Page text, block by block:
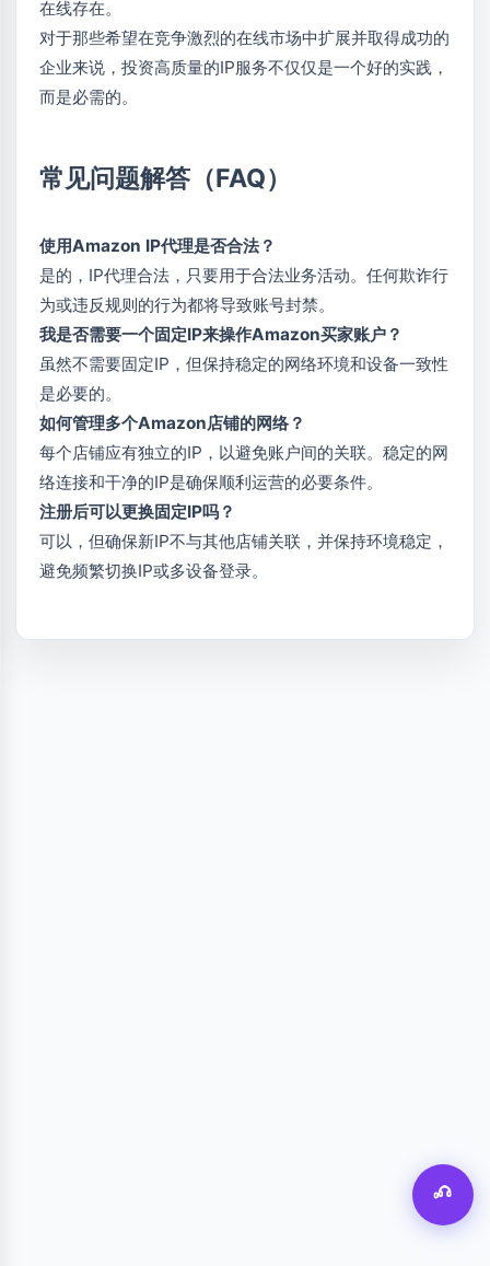
在线存在。
对于那些希望在竞争激烈的在线市场中扩展并取得成功的
企业来说，投资高质量的IP服务不仅仅是一个好的实践，
而是必需的。
常见问题解答（FAQ）
使用Amazon IP代理是否合法？
是的，IP代理合法，只要用于合法业务活动。任何欺诈行
为或违反规则的行为都将导致账号封禁。
我是否需要一个固定IP来操作Amazon买家账户？
虽然不需要固定IP，但保持稳定的网络环境和设备一致性
是必要的。
如何管理多个Amazon店铺的网络？
每个店铺应有独立的IP，以避免账户间的关联。稳定的网
络连接和干净的IP是确保顺利运营的必要条件。
注册后可以更换固定IP吗？
可以，但确保新IP不与其他店铺关联，并保持环境稳定，
避免频繁切换IP或多设备登录。